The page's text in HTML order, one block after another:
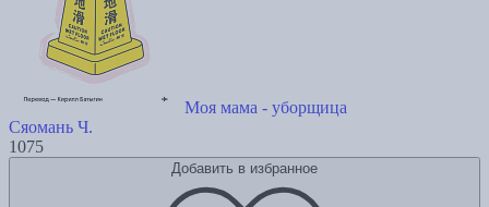
Моя мама - уборщица
Сяомань Ч.
1075
Добавить в избранное